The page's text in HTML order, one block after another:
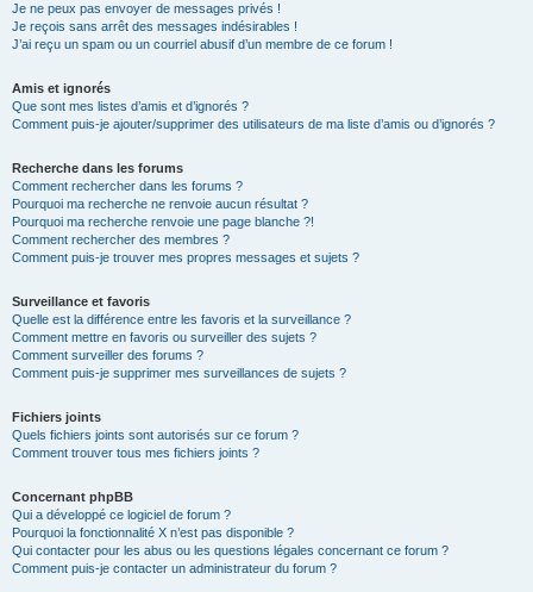
Je ne peux pas envoyer de messages privés !
Je reçois sans arrêt des messages indésirables !
J’ai reçu un spam ou un courriel abusif d’un membre de ce forum !
Amis et ignorés
Que sont mes listes d’amis et d’ignorés ?
Comment puis-je ajouter/supprimer des utilisateurs de ma liste d’amis ou d’ignorés ?
Recherche dans les forums
Comment rechercher dans les forums ?
Pourquoi ma recherche ne renvoie aucun résultat ?
Pourquoi ma recherche renvoie une page blanche ?!
Comment rechercher des membres ?
Comment puis-je trouver mes propres messages et sujets ?
Surveillance et favoris
Quelle est la différence entre les favoris et la surveillance ?
Comment mettre en favoris ou surveiller des sujets ?
Comment surveiller des forums ?
Comment puis-je supprimer mes surveillances de sujets ?
Fichiers joints
Quels fichiers joints sont autorisés sur ce forum ?
Comment trouver tous mes fichiers joints ?
Concernant phpBB
Qui a développé ce logiciel de forum ?
Pourquoi la fonctionnalité X n’est pas disponible ?
Qui contacter pour les abus ou les questions légales concernant ce forum ?
Comment puis-je contacter un administrateur du forum ?